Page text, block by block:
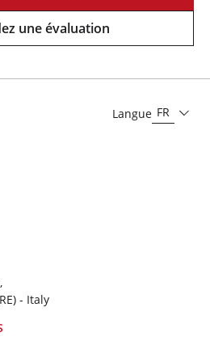
une évaluation
Langue FR
- Italy